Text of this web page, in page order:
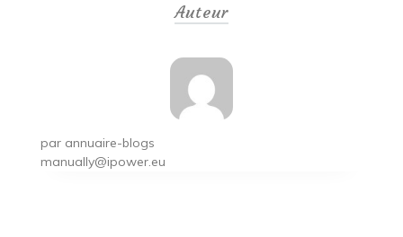
Auteur
par annuaire-blogs
manually@ipower.eu